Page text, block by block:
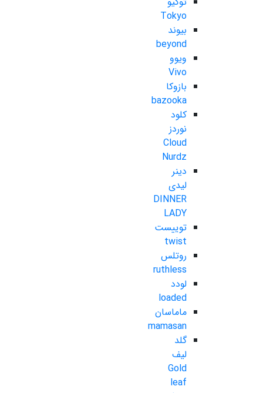
Tokyo
بیوند
beyond
ویوو
Vivo
بازوکا
bazooka
کلود
نوردز
Cloud
Nurdz
دینر
لیدی
DINNER
LADY
توییست
twist
روتلس
ruthless
لودد
loaded
ماماسان
mamasan
گلد
لیف
Gold
leaf